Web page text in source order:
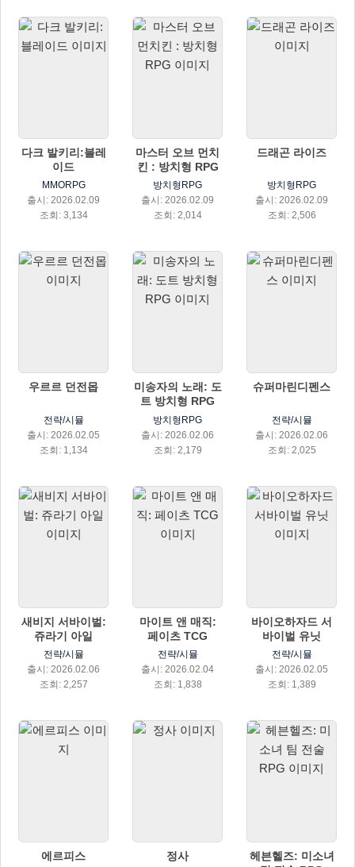
다크 발키리:블레
이드
MMORPG
출시: 2026.02.09
조회: 3,134
마스터 오브 먼치
킨 : 방치형 RPG
방치형RPG
출시: 2026.02.09
조회: 2,014
드래곤 라이즈
방치형RPG
출시: 2026.02.09
조회: 2,506
우르르 던전몹
전략/시뮬
출시: 2026.02.05
조회: 1,134
미송자의 노래: 도
트 방치형 RPG
방치형RPG
출시: 2026.02.06
조회: 2,179
슈퍼마린디펜스
전략/시뮬
출시: 2026.02.06
조회: 2,025
새비지 서바이벌:
쥬라기 아일
전략/시뮬
출시: 2026.02.06
조회: 2,257
마이트 앤 매직:
페이츠 TCG
전략/시뮬
출시: 2026.02.04
조회: 1,838
바이오하자드 서
바이벌 유닛
전략/시뮬
출시: 2026.02.05
조회: 1,389
에르피스 정사
헤븐헬즈: 미소녀